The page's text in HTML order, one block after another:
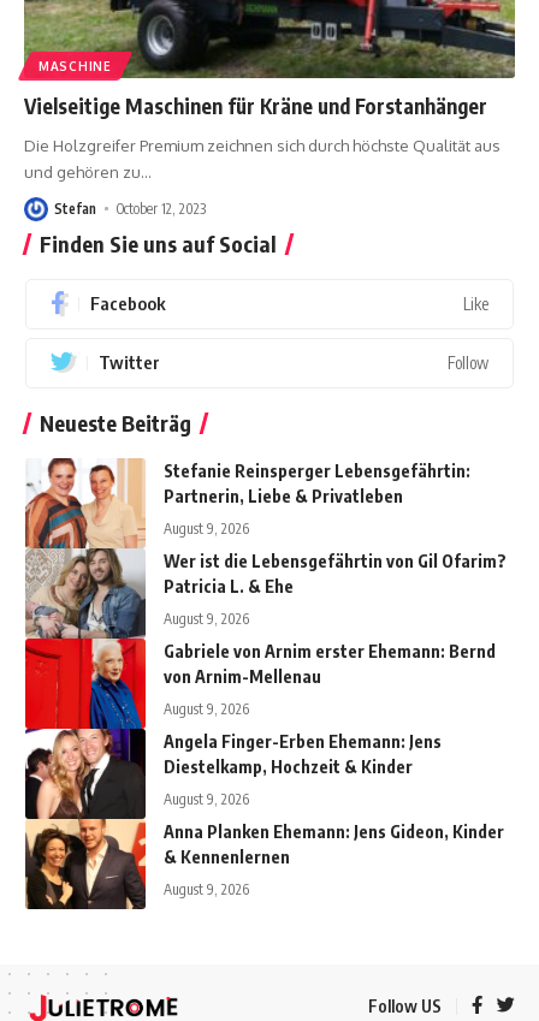
MASCHINE
Vielseitige Maschinen für Kräne und Forstanhänger
Die Holzgreifer Premium zeichnen sich durch höchste Qualität aus
und gehören zu…
Stefan October 12, 2023
Finden Sie uns auf Social
Facebook Like
Twitter Follow
Neueste Beiträg
Stefanie Reinsperger Lebensgefährtin:
Partnerin, Liebe & Privatleben
August 9, 2026
Wer ist die Lebensgefährtin von Gil Ofarim?
Patricia L. & Ehe
August 9, 2026
Gabriele von Arnim erster Ehemann: Bernd
von Arnim-Mellenau
August 9, 2026
Angela Finger-Erben Ehemann: Jens
Diestelkamp, Hochzeit & Kinder
August 9, 2026
Anna Planken Ehemann: Jens Gideon, Kinder
& Kennenlernen
August 9, 2026
Follow US